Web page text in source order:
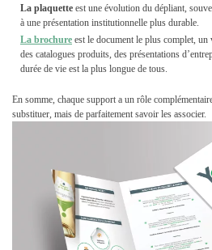
La plaquette est une évolution du dépliant,
à une présentation institutionnelle plus durable.
La brochure est le document le plus complet,
des catalogues produits, des présentations
durée de vie est la plus longue de tous.
En somme, chaque support a un rôle
substituer, mais de parfaitement savoir les associer.